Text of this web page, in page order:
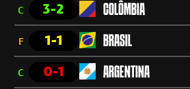
C 3-2 COLÔMBIA
F 1-1 BRASIL
C 0-1 ARGENTINA